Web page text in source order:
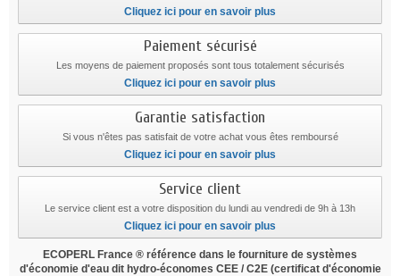
Cliquez ici pour en savoir plus
Paiement sécurisé
Les moyens de paiement proposés sont tous totalement sécurisés
Cliquez ici pour en savoir plus
Garantie satisfaction
Si vous n'êtes pas satisfait de votre achat vous êtes remboursé
Cliquez ici pour en savoir plus
Service client
Le service client est a votre disposition du lundi au vendredi de 9h à 13h
Cliquez ici pour en savoir plus
ECOPERL France ® référence dans le fourniture de systèmes
d'économie d'eau dit hydro-économes CEE / C2E (certificat d'économie